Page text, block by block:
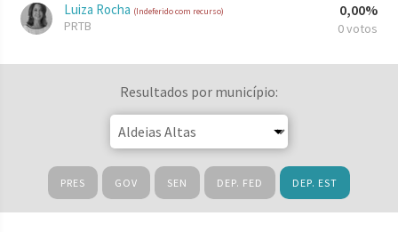
Luiza Rocha (Indeferido com recurso)
PRTB
0,00%
0 votos
Resultados por município:
PRES GOV SEN DEP. FED DEP. EST